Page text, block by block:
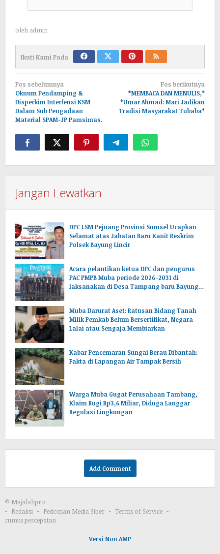
oleh admin
Ikuti Kami Pada
Navigasi
pos
Pos sebelumnya
Oknum Pendamping &
Disperkim Interfensi KSM
Dalam Sub Pengadaan
Material SPAM-JP Pamsimas.
Pos berikutnya
*MEMBACA DAN MENULIS,*
*Umar Ahmad: Mari Jadikan
Tradisi Masyarakat Tubaba*
Jangan Lewatkan
DPC LSM Pejuang Provinsi Sumsel Ucapkan
Selamat atas Jabatan Baru Kanit Reskrim
Polsek Bayung Lincir
Acara pelantikan ketua DPC dan pengurus
PAC PMPB Muba periode 2026-2031 di
laksanakan di Desa Tampang baru Bayung
Muba Darurat Aset: Ratusan Bidang Tanah
Milik Pemkab Belum Bersertifikat, Negara
Lalai atau Sengaja Membiarkan
Kabar Pencemaran Sungai Berau Dibantah:
Fakta di Lapangan Air Tampak Bersih
Warga Muba Gugat Perusahaan Tambang,
Klaim Rugi Rp3,6 Miliar, Diduga Langgar
Regulasi Lingkungan
Add Comment
© Majalahpro
Redaksi
Pedoman Media Siber
Terms of Service
rumus percepatan
Versi Non AMP